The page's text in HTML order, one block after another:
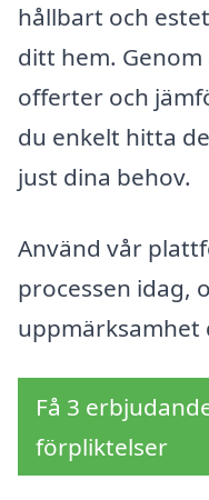
hållbart och
ditt hem.
offerter och
du enkelt hitta
just dina behov.
Använd vår
processen idag,
Få 3
förpliktelser